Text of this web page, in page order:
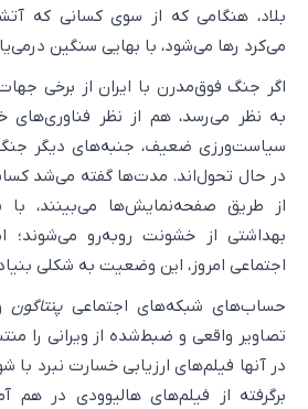
بلاد، هنگامی که از سوی کسانی که
می‌کرد رها می‌شود، با بهایی سنگین
اگر جنگ فوق‌مدرن با ایران از برخی
به نظر می‌رسد، هم از نظر فناوری‌های
سیاست‌ورزی ضعیف، جنبه‌های دیگر
در حال تحول‌اند. مدت‌ها گفته می‌شد
از طریق صفحه‌نمایش‌ها می‌بینند،
بهداشتی از خشونت روبه‌رو می‌شوند؛
اجتماعی امروز، این وضعیت به شکلی
حساب‌های شبکه‌های اجتماعیپنتاگون
تصاویر واقعی و ضبط‌شده از ویرانی را
در آنها فیلم‌های ارزیابی خسارت نبرد
برگرفته از فیلم‌های هالیوودی در هم